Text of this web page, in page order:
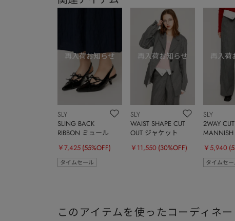
SLY
SLING BACK
RIBBON ミュール
￥7,425 (55%OFF)
タイムセール
SLY
WAIST SHAPE CUT
OUT ジャケット
￥11,550 (30%OFF)
SLY
2WAY
￥5,940
タイムセー
このアイテムを使ったコーディネー